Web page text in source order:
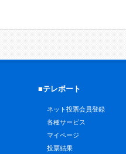
■テレボート
ネット投票会員登録
各種サービス
マイページ
投票結果